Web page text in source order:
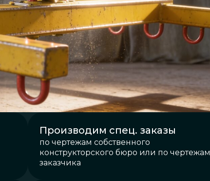
Производим спец. заказы
по чертежам собственного
конструкторского бюро или по чертежам
заказчика